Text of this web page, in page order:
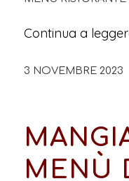
Continua a
3 NOVEMBRE 2023
MENÙ